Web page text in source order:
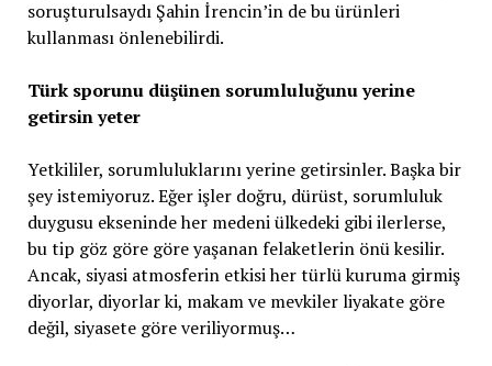
soruşturulsaydı Şahin İrencin’in de bu ürünleri
kullanması önlenebilirdi.
Türk sporunu düşünen sorumluluğunu yerine
getirsin yeter
Yetkililer, sorumluluklarını yerine getirsinler. Başka bir
şey istemiyoruz. Eğer işler doğru, dürüst, sorumluluk
duygusu ekseninde her medeni ülkedeki gibi ilerlerse,
bu tip göz göre göre yaşanan felaketlerin önü kesilir.
Ancak, siyasi atmosferin etkisi her türlü kuruma girmiş
diyorlar, diyorlar ki, makam ve mevkiler liyakate göre
değil, siyasete göre veriliyormuş…